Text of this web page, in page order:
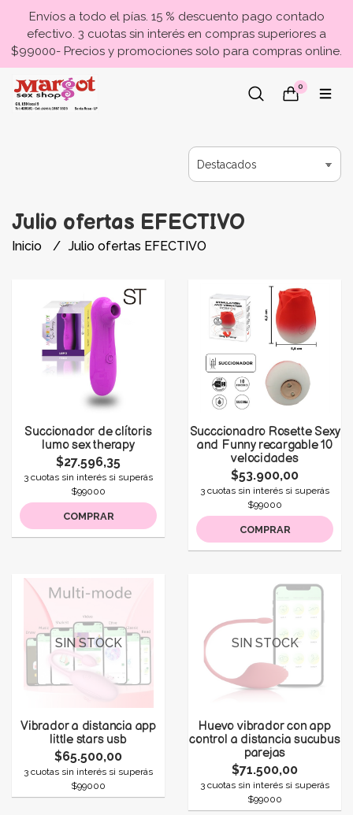
Envíos a todo el pías. 15 % descuento pago contado
efectivo. 3 cuotas sin interés en compras superiores a
$99000- Precios y promociones solo para compras online.
0
Julio ofertas EFECTIVO
Inicio Julio ofertas EFECTIVO
Succionador de clítoris
lumo sex therapy
$27.596,35
3 cuotas sin interés si superás
$99000
COMPRAR
Succcionadro Rosette Sexy
and Funny recargable 10
velocidades
$53.900,00
3 cuotas sin interés si superás
$99000
COMPRAR
SIN STOCK
Vibrador a distancia app
little stars usb
$65.500,00
3 cuotas sin interés si superás
$99000
SIN STOCK
Huevo vibrador con app
control a distancia sucubus
parejas
$71.500,00
3 cuotas sin interés si superás
$99000